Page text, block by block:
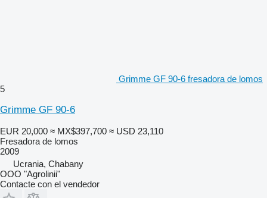
Grimme GF 90-6 fresadora de lomos
5
Grimme GF 90-6
EUR 20,000 ≈ MX$397,700 ≈ USD 23,110
Fresadora de lomos
2009
Ucrania, Chabany
OOO "Agrolinii"
Contacte con el vendedor